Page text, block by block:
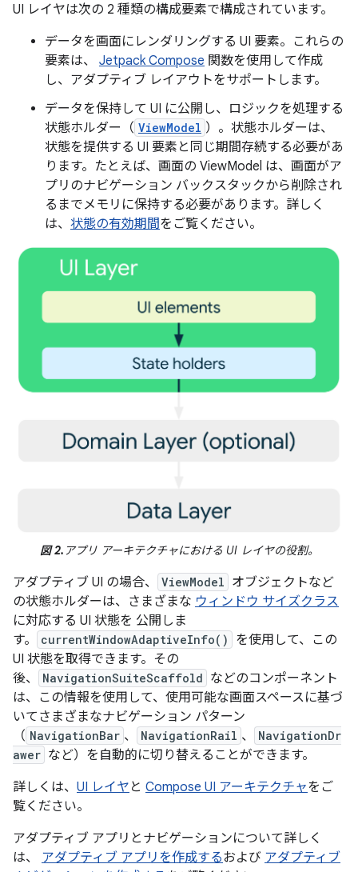
UI レイヤは次の 2 種類の構成要素で構成されています。
データを画面にレンダリングする UI 要素。これらの
要素は、 Jetpack Compose 関数を使用して作成
し、アダプティブ レイアウトをサポートします。
データを保持して UI に公開し、ロジックを処理する
状態ホルダー（ ViewModel ）。状態ホルダーは、
状態を提供する UI 要素と同じ期間存続する必要があ
ります。たとえば、画面の ViewModel は、画面がア
プリのナビゲーション バックスタックから削除され
るまでメモリに保持する必要があります。詳しく
は、 状態の有効期間をご覧ください。
図 2.アプリ アーキテクチャにおける UI レイヤの役割。
アダプティブ UI の場合、 ViewModel オブジェクトなど
の状態ホルダーは、さまざまな ウィンドウ サイズクラス
に対応する UI 状態を 公開しま
す。
currentWindowAdaptiveInfo()
を使用して、この
UI 状態を取得できます。その
後、
NavigationSuiteScaffold などのコンポーネント
は、この情報を使用して、使用可能な画面スペースに基づ
いてさまざまなナビゲーション パターン
（ NavigationBar 、 NavigationRail 、
NavigationDr
awer など）を自動的に切り替えることができます。
詳しくは、 UI レイヤ と Compose UI アーキテクチャをご
覧ください。
アダプティブ アプリとナビゲーションについて詳しく
は、 アダプティブ アプリを作成するおよび アダプティブ